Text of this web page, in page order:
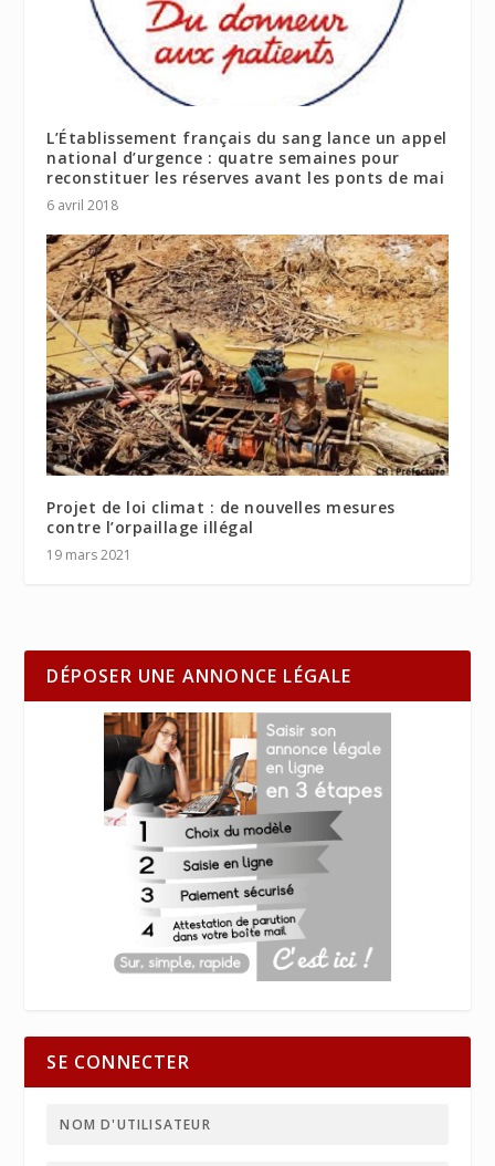
L’Établissement français du sang lance un appel
national d’urgence : quatre semaines pour
reconstituer les réserves avant les ponts de mai
6 avril 2018
Projet de loi climat : de nouvelles mesures
contre l’orpaillage illégal
19 mars 2021
DÉPOSER UNE ANNONCE LÉGALE
SE CONNECTER